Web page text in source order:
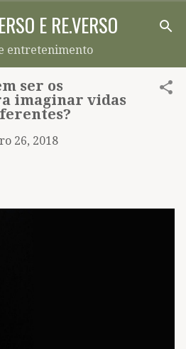
conteúdo principal
E RE.VERSO
entretenimento
ser os
imaginar vidas
26, 2018